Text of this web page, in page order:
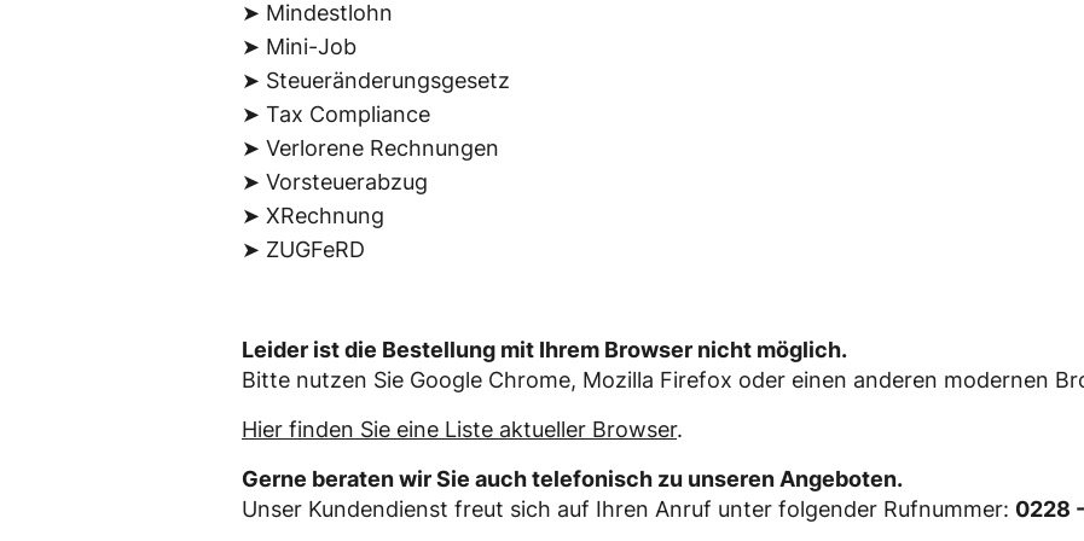
➤ Mindestlohn
➤ Mini-Job
➤ Steueränderungsgesetz
➤ Tax Compliance
➤ Verlorene Rechnungen
➤ Vorsteuerabzug
➤ XRechnung
➤ ZUGFeRD
Leider ist die Bestellung mit Ihrem Browser nicht möglich.
Bitte nutzen Sie Google Chrome, Mozilla Firefox oder einen anderen modernen
Hier finden Sie eine Liste aktueller Browser.
Gerne beraten wir Sie auch telefonisch zu unseren Angeboten.
Unser Kundendienst freut sich auf Ihren Anruf unter folgender Rufnummer: 0228